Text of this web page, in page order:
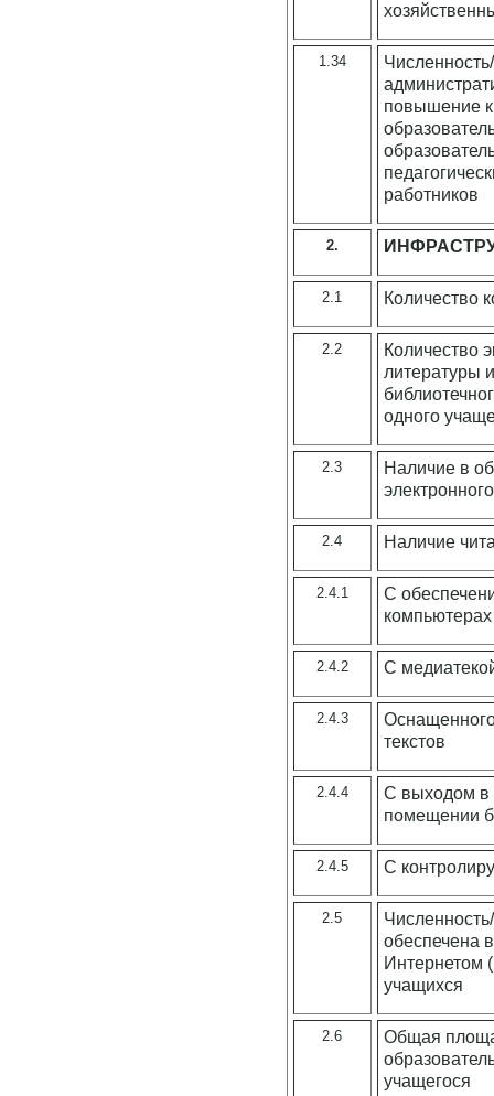
1.34
повышение
работников
2.
2.1 Количество
2.2
Количество
литературы
одного
2.3
Наличие в
2.4 Наличие
2.4.1
С
2.4.2 С
2.4.3
текстов
2.4.4
С выходом в
помещении
2.4.5 С
2.5
обеспечена
Интернетом
учащихся
2.6
Общая
учащегося